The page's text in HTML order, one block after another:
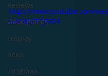
Reviews
video games
cosplay
news
TV Shows
https://www.youtube.com/
v=MdpCFCJSIG4